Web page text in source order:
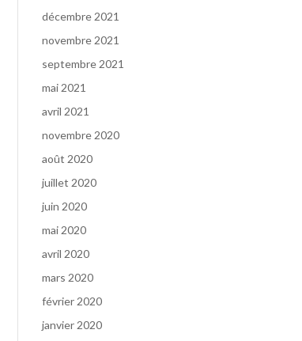
décembre 2021
novembre 2021
septembre 2021
mai 2021
avril 2021
novembre 2020
août 2020
juillet 2020
juin 2020
mai 2020
avril 2020
mars 2020
février 2020
janvier 2020